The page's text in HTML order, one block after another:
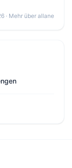
· Mehr über allane